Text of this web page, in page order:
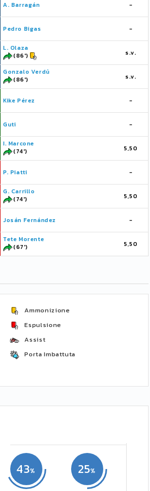
A. Barragán -
Pedro Bigas -
L. Olaza
(86')
s.v.
Gonzalo Verdú
(86')
s.v.
Kike Pérez -
Guti -
I. Marcone
(74')
5,50
P. Piatti -
G. Carrillo
(74')
5,50
Josán Fernández -
Tete Morente
(67')
5,50
Ammonizione
Espulsione
Assist
Porta Imbattuta
43 25